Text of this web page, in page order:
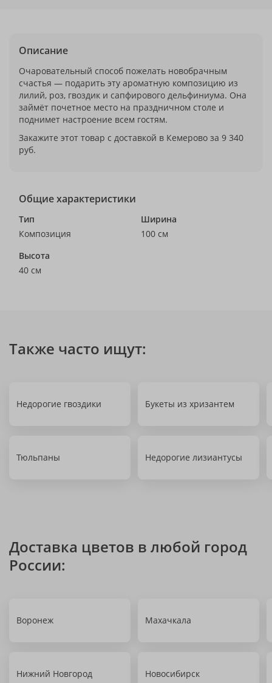
Описание
Очаровательный способ пожелать новобрачным
счастья — подарить эту ароматную композицию из
лилий, роз, гвоздик и сапфирового дельфиниума. Она
займёт почетное место на праздничном столе и
поднимет настроение всем гостям.
Закажите этот товар с доставкой в Кемерово за 9 340
руб.
Общие характеристики
Тип
Композиция
Ширина
100 см
Высота
40 см
Также часто ищут:
Недорогие гвоздики Букеты из хризантем
Тюльпаны Недорогие лизиантусы
Доставка цветов в любой город
России:
Воронеж Махачкала
Нижний Новгород Новосибирск